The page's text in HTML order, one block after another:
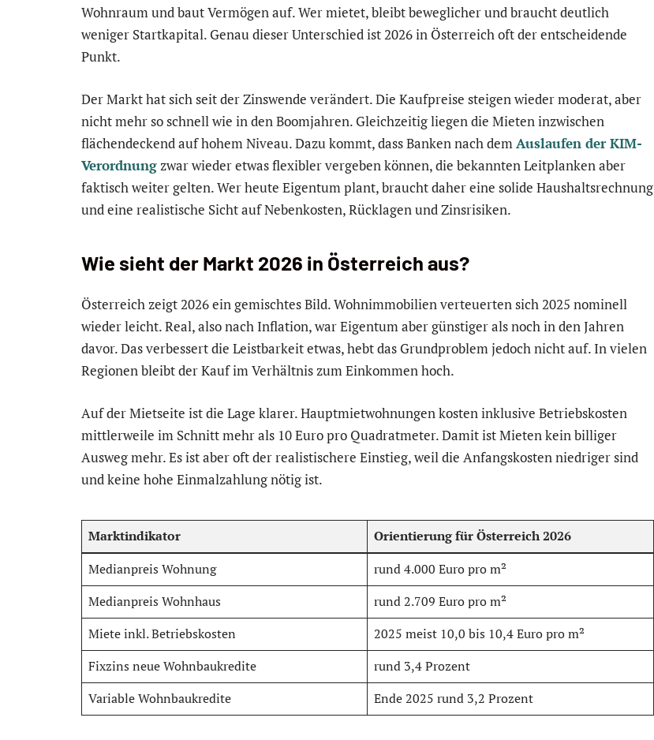
Wohnraum und baut Vermögen auf. Wer mietet, bleibt beweglicher und braucht deutlich
weniger Startkapital. Genau dieser Unterschied ist 2026 in Österreich oft der entscheidende
Punkt.
Der Markt hat sich seit der Zinswende verändert. Die Kaufpreise steigen wieder moderat, aber
nicht mehr so schnell wie in den Boomjahren. Gleichzeitig liegen die Mieten inzwischen
flächendeckend auf hohem Niveau. Dazu kommt, dass Banken nach demAuslaufen der KIM-
Verordnungzwar wieder etwas flexibler vergeben können, die bekannten Leitplanken aber
faktisch weiter gelten. Wer heute Eigentum plant, braucht daher eine solide Haushaltsrechnung
und eine realistische Sicht auf Nebenkosten, Rücklagen und Zinsrisiken.
Wie sieht der Markt 2026 in Österreich aus?
Österreich zeigt 2026 ein gemischtes Bild. Wohnimmobilien verteuerten sich 2025 nominell
wieder leicht. Real, also nach Inflation, war Eigentum aber günstiger als noch in den Jahren
davor. Das verbessert die Leistbarkeit etwas, hebt das Grundproblem jedoch nicht auf. In vielen
Regionen bleibt der Kauf im Verhältnis zum Einkommen hoch.
Auf der Mietseite ist die Lage klarer. Hauptmietwohnungen kosten inklusive Betriebskosten
mittlerweile im Schnitt mehr als 10 Euro pro Quadratmeter. Damit ist Mieten kein billiger
Ausweg mehr. Es ist aber oft der realistischere Einstieg, weil die Anfangskosten niedriger sind
und keine hohe Einmalzahlung nötig ist.
Marktindikator
Orientierung für Österreich 2026
Medianpreis Wohnung
rund 4.000 Euro pro m²
Medianpreis Wohnhaus
rund 2.709 Euro pro m²
Miete inkl. Betriebskosten
2025 meist 10,0 bis 10,4 Euro pro m²
Fixzins neue Wohnbaukredite
rund 3,4 Prozent
Variable Wohnbaukredite
Ende 2025 rund 3,2 Prozent